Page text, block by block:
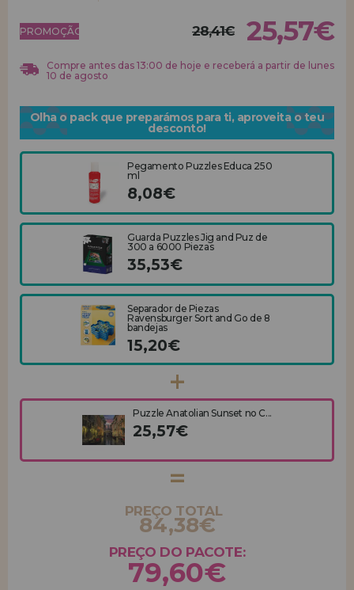
REGISTRO DE REVENDEDOR
PROMOÇÃO! 28,41€ 25,57€
Compre antes das 13:00 de hoje e receberá a partir de lunes
10 de agosto
Olha o pack que preparámos para ti, aproveita o teu
desconto!
Pegamento Puzzles Educa 250
ml
8,08€
Guarda Puzzles Jig and Puz de
300 a 6000 Piezas
35,53€
Separador de Piezas
Ravensburger Sort and Go de 8
bandejas
15,20€
Puzzle Anatolian Sunset no C...
25,57€
PREÇO TOTAL
84,38€
PREÇO DO PACOTE:
79,60€